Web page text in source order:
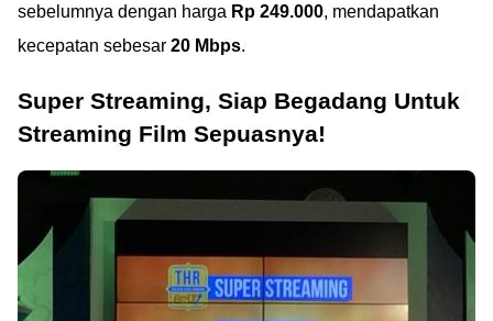
sebelumnya dengan harga Rp 249.000, mendapatkan
kecepatan sebesar 20 Mbps.
Super Streaming, Siap Begadang Untuk
Streaming Film Sepuasnya!